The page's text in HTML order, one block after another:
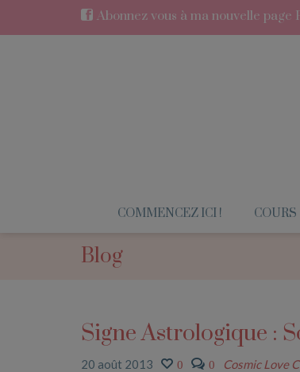
Abonnez vous à ma nouvelle page
COMMENCEZ ICI ! COURS
Blog
Signe Astrologique :
20 août 2013 0 0 Cosmic Love